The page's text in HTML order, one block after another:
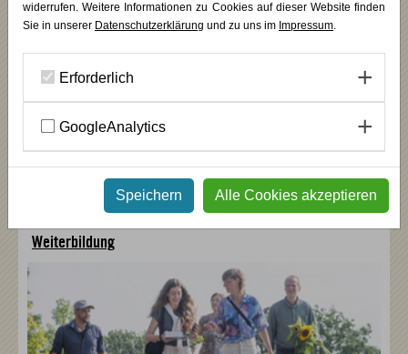
Stöbern Sie in unserem Weiterbildungsangebot
ZU DEN KURSEN
Weiterbildung
widerrufen. Weitere Informationen zu Cookies auf dieser Website finden
Sie in unserer Datenschutzerklärung und zu uns im Impressum.
Erforderlich
GoogleAnalytics
Speichern Alle Cookies akzeptieren